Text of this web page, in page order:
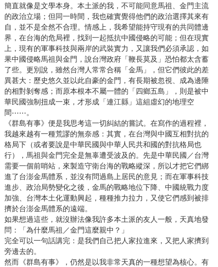
簡直就像是文學本身。本土派的我，不可能同意馬祖、金門主流
的政治立場；但同一時間，我也確實覺得他們的政治選擇其來有
自，並不是全然不合理。情感上，我希望能持守現有的共同體邊
界，在台海的危局裡，找到一起抵抗中國侵略的可能；但在現實
上，現有的軍事科技與兩岸的武裝實力，又讓我們必須承認，如
果中國侵略馬祖與金門，說台灣政府「鞭長莫及」恐怕都太含蓄
了些。更別說，雖然台灣人常常合稱「金馬」，但它們彼此的差
異甚大：歷史悠久並以此自豪的金門，有長期被忽視、成為邊陲
的相對剝奪感；而原本根本不屬一體的「四鄉五島」，則是被中
華民國強制扭成一束，才形成「連江縣」這組虛幻的地理空
間⋯⋯。
《群島有事》便是我思考這一切糾結的嘗試。在寫作的過程裡，
我越來越有一種荒謬的無奈感：其實，在台灣與中國互相對抗的
格局下（或者要說是中華民國與中華人民共和國的對抗格局也
行），馬祖與金門完全是無辜遭受波及的。先是中華民國／台灣
需要一個前哨站，來製造守衛台海的戰略縱深，所以才把它們綁
進了台澎金馬體系，並沒有問過島上居民的意見；而在軍事科技
進步、政治局勢變化之後，金馬的戰略地位下降、中國統戰力度
加強、台灣本土化運動興起，種種推力拉力，又使它們感到被排
擠於台澎金馬體系的遠端。
如果想過這些，就沒辦法像我許多本土派的友人一般，天真地發
問：「為什麼馬祖／金門這麼親中？」
完全可以一句話講完：是我們自己把人家拉進來，又把人家擠到
旁邊去的。
然而《群島有事》，仍然是以我非常天真的一種想望為核心。有